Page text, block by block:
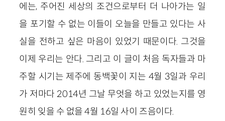
에는, 주어진 세상의 조건으로부터 더 나아가는 일
을 포기할 수 없는 이들이 오늘을 만들고 있다는 사
실을 전하고 싶은 마음이 있었기 때문이다. 그것을
이제 우리는 안다. 그리고 이 글이 처음 독자들과 마
주할 시기는 제주에 동백꽃이 지는 4월 3일과 우리
가 저마다 2014년 그날 무엇을 하고 있었는지를 영
원히 잊을 수 없을 4월 16일 사이 즈음이다.